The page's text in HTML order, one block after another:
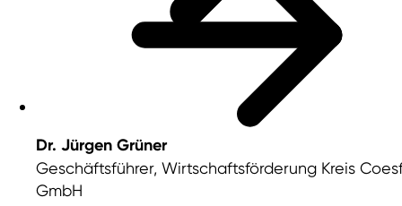
Dr. Jürgen Grüner
Geschäftsführer, Wirtschaftsförderung Kreis
GmbH